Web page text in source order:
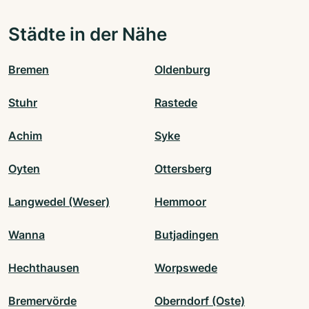
Städte in der Nähe
Bremen Oldenburg
Stuhr Rastede
Achim Syke
Oyten Ottersberg
Langwedel (Weser) Hemmoor
Wanna Butjadingen
Hechthausen Worpswede
Bremervörde Oberndorf (Oste)